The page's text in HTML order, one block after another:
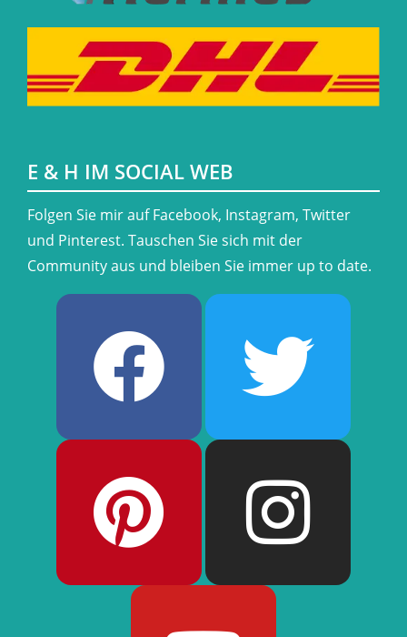
E & H IM SOCIAL WEB
​Folgen Sie mir auf Facebook, Instagram, Twitter
und Pinterest. Tauschen Sie sich mit der
Community aus und bleiben Sie immer up to date.